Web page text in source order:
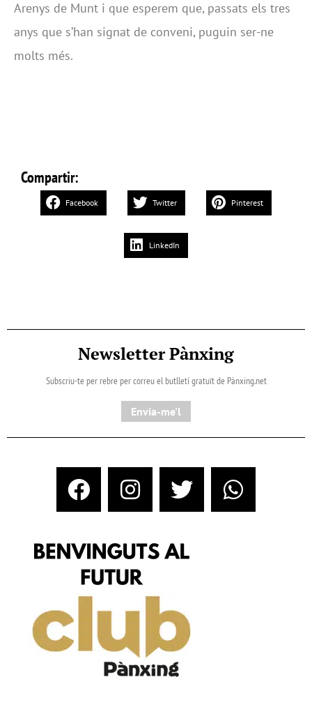
Arenys de Munt i que esperem que, passats els tres
anys que s’han signat de conveni, puguin ser-ne
molts més.
Compartir:
Facebook Twitter Pinterest
LinkedIn
Newsletter Pànxing
Subscriu-te per rebre per correu el butlletí gratuït de Pànxing.net​
Envia-me'l